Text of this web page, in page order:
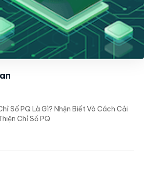
Số PQ Là Gì? Nhận Biết Và Cách Cải
Chỉ Số PQ